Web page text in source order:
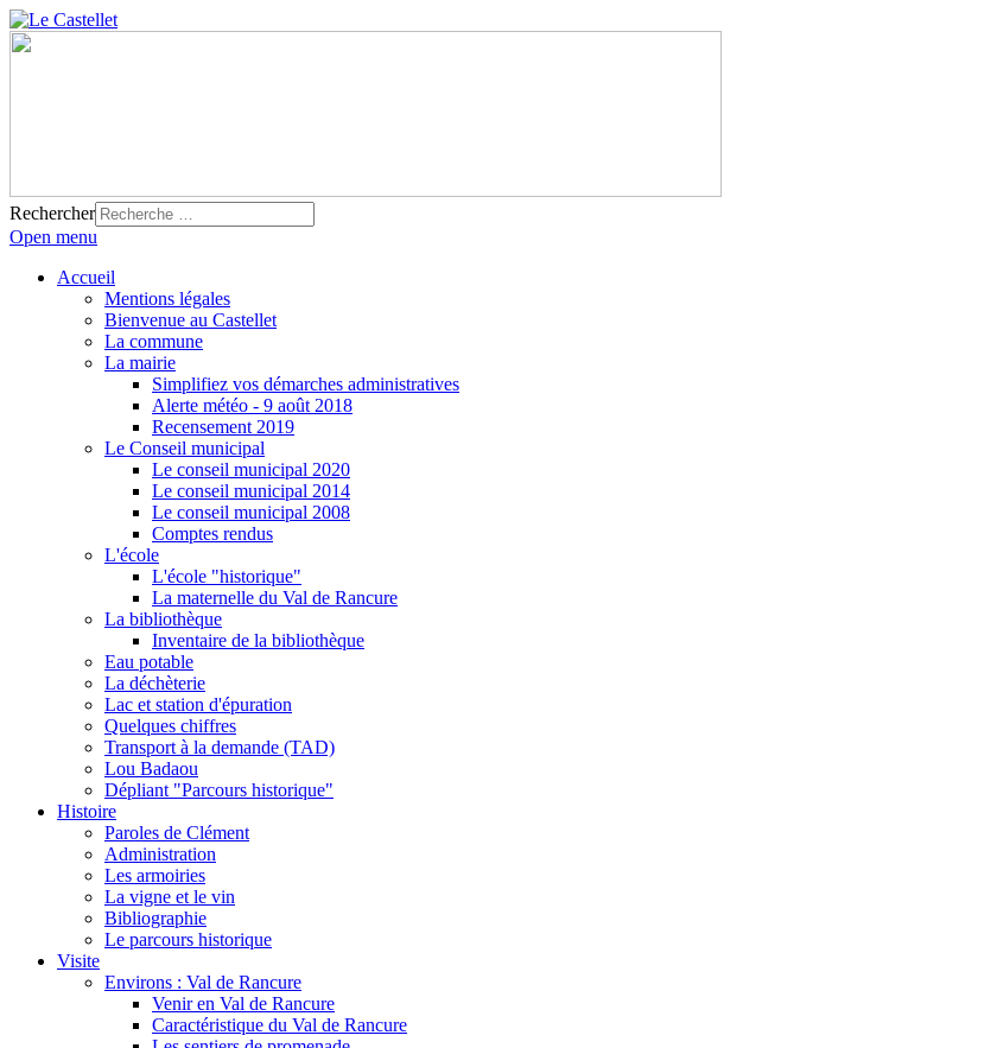
Rechercher
Open menu
Accueil
Mentions légales
Bienvenue au Castellet
La commune
La mairie
Simplifiez vos démarches administratives
Alerte météo - 9 août 2018
Recensement 2019
Le Conseil municipal
Le conseil municipal 2020
Le conseil municipal 2014
Le conseil municipal 2008
Comptes rendus
L'école
L'école "historique"
La maternelle du Val de Rancure
La bibliothèque
Inventaire de la bibliothèque
Eau potable
La déchèterie
Lac et station d'épuration
Quelques chiffres
Transport à la demande (TAD)
Lou Badaou
Dépliant "Parcours historique"
Histoire
Paroles de Clément
Administration
Les armoiries
La vigne et le vin
Bibliographie
Le parcours historique
Visite
Environs : Val de Rancure
Venir en Val de Rancure
Caractéristique du Val de Rancure